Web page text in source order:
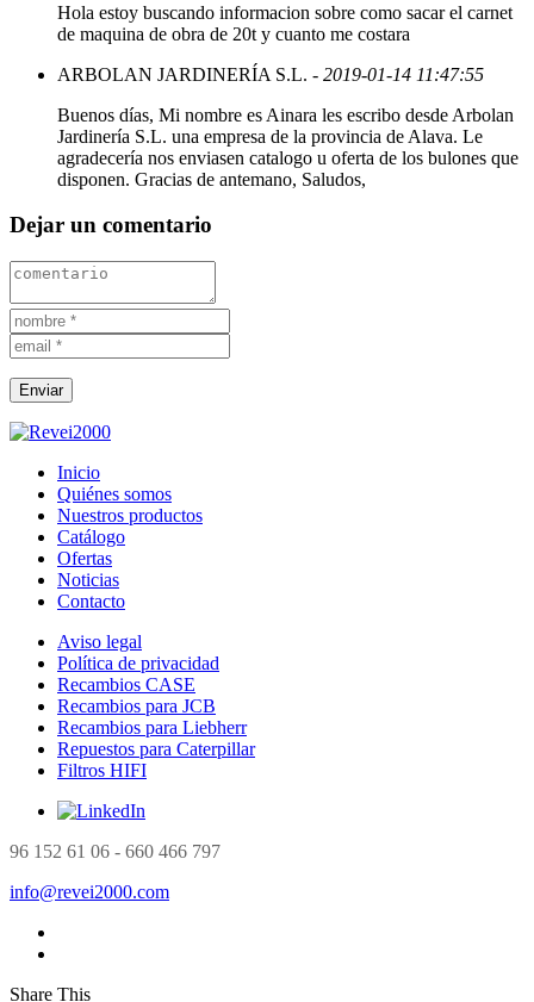
Hola estoy buscando informacion sobre como sacar el carnet
de maquina de obra de 20t y cuanto me costara
ARBOLAN JARDINERÍA S.L. - 2019-01-14 11:47:55
Buenos días, Mi nombre es Ainara les escribo desde Arbolan
Jardinería S.L. una empresa de la provincia de Alava. Le
agradecería nos enviasen catalogo u oferta de los bulones que
disponen. Gracias de antemano, Saludos,
Dejar un comentario
Inicio
Quiénes somos
Nuestros productos
Catálogo
Ofertas
Noticias
Contacto
Aviso legal
Política de privacidad
Recambios CASE
Recambios para JCB
Recambios para Liebherr
Repuestos para Caterpillar
Filtros HIFI
96 152 61 06 - 660 466 797
info@revei2000.com
Share This